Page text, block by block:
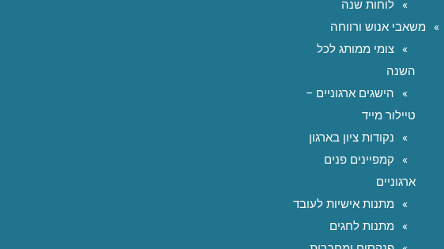
לוחות שנה
משאבי אנוש ורווחה
צומי ממותג לכל
השנה
הישגים ארגוניים –
טיילור מייד
נקודות ציון בארגון
קמפיינים פנים
ארגוניים
מתנות אישיות לעובד
מתנות לחגים